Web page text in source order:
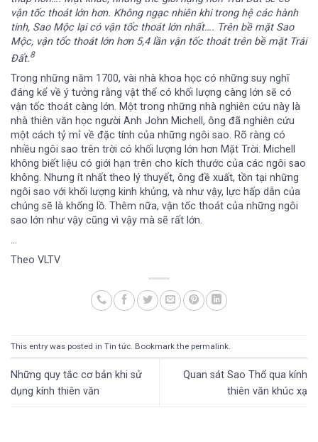
vận tốc thoát lớn hơn. Không ngạc nhiên khi trong hệ các hành
tinh, Sao Mộc lại có vận tốc thoát lớn nhất…. Trên bề mặt Sao
Mộc, vận tốc thoát lớn hơn 5,4 lần vận tốc thoát trên bề mặt Trái
Đất.8
Trong những năm 1700, vài nhà khoa học có những suy nghĩ
đáng kể về ý tưởng rằng vật thể có khối lượng càng lớn sẽ có
vận tốc thoát càng lớn. Một trong những nhà nghiên cứu này là
nhà thiên văn học người Anh John Michell, ông đã nghiên cứu
một cách tỷ mỉ về đặc tính của những ngôi sao. Rõ ràng có
nhiều ngôi sao trên trời có khối lượng lớn hơn Mặt Trời. Michell
không biết liệu có giới hạn trên cho kích thước của các ngôi sao
không. Nhưng ít nhất theo lý thuyết, ông đề xuất, tồn tại những
ngôi sao với khối lượng kinh khủng, và như vậy, lực hấp dẫn của
chúng sẽ là khổng lồ. Thêm nữa, vận tốc thoát của những ngôi
sao lớn như vậy cũng vì vậy mà sẽ rất lớn.
…
Theo VLTV
This entry was posted in Tin tức . Bookmark the permalink
Những quy tắc cơ bản khi sử
dụng kính thiên văn
Quan sát Sao Thổ qua kính
thiên văn khúc xạ